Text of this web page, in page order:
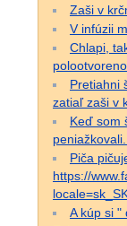
Zaši v
V infúzii
Chlapi,
Pretiahni
zatiaľ zaši v
Keď som
Piča
https://
A kúp si "